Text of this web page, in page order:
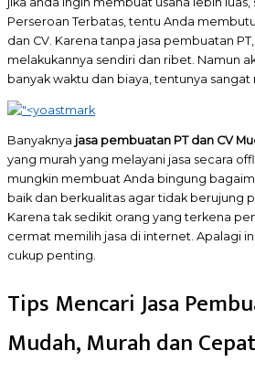
Perseroan Terbatas, tentu Anda
dan CV. Karena tanpa jasa pembuatan
melakukannya sendiri dan ribet. Namun
banyak waktu dan biaya, tentunya sangat
Banyaknya jasa pembuatan PT dan CV
yang murah yang melayani jasa secara
mungkin membuat Anda bingung
baik dan berkualitas agar tidak berujung
Karena tak sedikit orang yang terkena
cermat memilih jasa di internet. Apalagi
cukup penting.
Tips Mencari Jasa
Mudah, Murah dan Cepat